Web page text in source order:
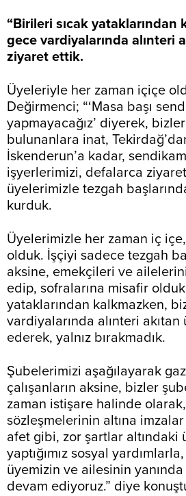
“Birileri sıcak yataklarından
gece vardiyalarında alınteri
ziyaret ettik.
Üyeleriyle her zaman içiçe
Değirmenci; “‘Masa başı
yapmayacağız’ diyerek,
bulunanlara inat,
İskenderun’a kadar,
işyerlerimizi, defalarca
üyelerimizle tezgah
kurduk.
Üyelerimizle her zaman iç
olduk. İşçiyi sadece tezgah
aksine, emekçileri ve
edip, sofralarına misafir
yataklarından kalkmazken,
vardiyalarında alınteri
ederek, yalnız bırakmadık.
Şubelerimizi aşağılayarak
çalışanların aksine, bizler
zaman istişare halinde
sözleşmelerinin altına
afet gibi, zor şartlar altındaki
yaptığımız sosyal
üyemizin ve ailesinin
devam ediyoruz.” diye